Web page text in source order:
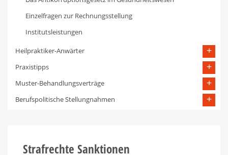
Einzelfragen zur Rechnungsstellung
Institutsleistungen
Heilpraktiker-Anwärter
Praxistipps
Muster-Behandlungsverträge
Berufspolitische Stellungnahmen
Strafrechte Sanktionen